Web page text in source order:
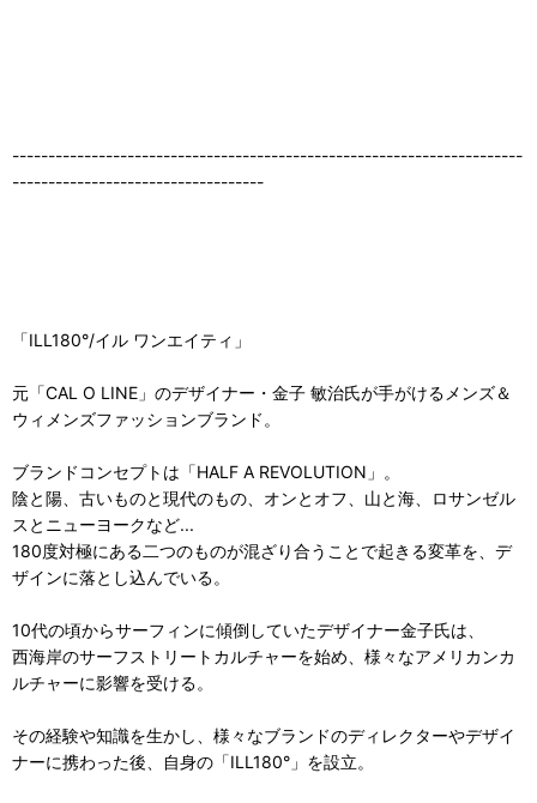
-----------------------------------------------------------------------
-----------------------------------
「ILL180°/イル ワンエイティ」
元「CAL O LINE」のデザイナー・金子 敏治氏が手がけるメンズ＆
ウィメンズファッションブランド。
ブランドコンセプトは「HALF A REVOLUTION」。
陰と陽、古いものと現代のもの、オンとオフ、山と海、ロサンゼル
スとニューヨークなど...
180度対極にある二つのものが混ざり合うことで起きる変革を、デ
ザインに落とし込んでいる。
10代の頃からサーフィンに傾倒していたデザイナー金子氏は、
西海岸のサーフストリートカルチャーを始め、様々なアメリカンカ
ルチャーに影響を受ける。
その経験や知識を生かし、様々なブランドのディレクターやデザイ
ナーに携わった後、自身の「ILL180°」を設立。